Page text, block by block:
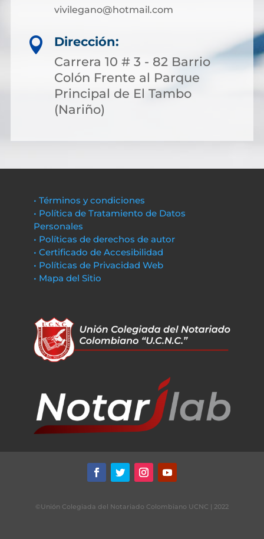
vivilegano@hotmail.com

Dirección:
Carrera 10 # 3 - 82 Barrio
Colón Frente al Parque
Principal de El Tambo
(Nariño)
• Términos y condiciones
• Política de Tratamiento de Datos
Personales
• Políticas de derechos de autor
• Certificado de Accesibilidad
• Políticas de Privacidad Web
• Mapa del Sitio
©Unión Colegiada del Notariado Colombiano UCNC | 2022